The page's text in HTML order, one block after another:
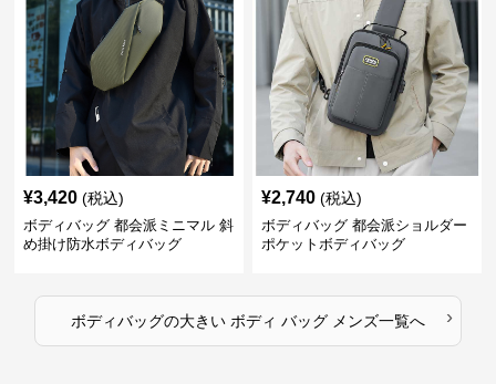
¥3,420 (税込)
ボディバッグ 都会派ミニマル 斜
め掛け防水ボディバッグ
¥2,740 (税込)
ボディバッグ 都会派ショルダー
ポケットボディバッグ
ボディバッグの大きい ボディ バッグ メンズ一覧へ ›